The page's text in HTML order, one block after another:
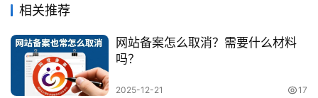
相关推荐
网站备案怎么取消？需要什么材料
吗？
2025-12-21 17